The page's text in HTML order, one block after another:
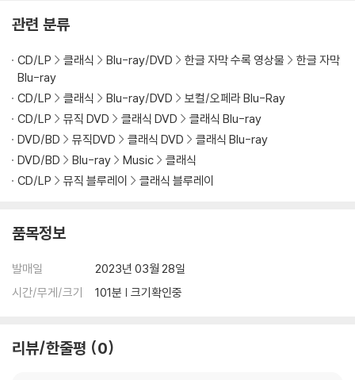
1) 제작/배송 과정에서 경미한 아웃케이스 주름, 모서리 눌림 및 갈라짐이
발생할 수 있습니다. 반품을 원하실 경우 미개봉 상태로 문의 부탁드립니
다.
2) 스틸북 케이스 제작 과정에서 기포 혹은 경미한 인쇄 오류가 발생할 수
있습니다.
3) 렌티큘러 스틸북의 경우, 보호필름이 붙어 판매되기도 합니다. 보호필
름 손상에 의한 교환/반품은 불가합니다.
4) 본품 보호를 위해 노란색의 카톤 박스로 재포장한 경우, 카톤박스 손상
5) 아웃케이스/구성품/포장 상태 불량에 의한 교환/반품 신청시 불량 확
환/반품이 제한될 수 있습니다.
가하니 최신 소프트웨어로 업데이트된 DVD/BD 전용 기기에서 재생하실
관련 분류
CD/LP 클래식 Blu-ray/DVD 한글 자막 수록 영상물
한글 자막
Blu-ray
CD/LP
클래식 Blu-ray/DVD
보컬/오페라 Blu-Ray
CD/LP
뮤직 DVD 클래식 DVD
클래식 Blu-ray
DVD/BD
뮤직DVD 클래식 DVD
클래식 Blu-ray
DVD/BD
Blu-ray Music
클래식
CD/LP
뮤직 블루레이 클래식 블루레이
품목정보
발매일
2023년 03월 28일
시간/무게/크기
101분 | 크기확인중
리뷰/한줄평 0